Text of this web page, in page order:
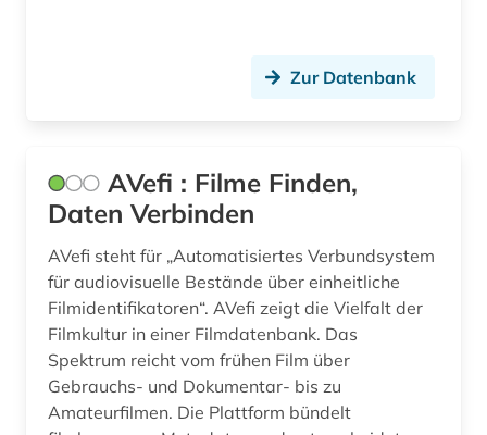
linguistin (1)
linksammlung (1)
literarische aufklärung / deutsch (1)
literatur (5)
literaturdatenbank (1)
Zur Datenbank
AVefi : Filme Finden,
Daten Verbinden
AVefi steht für „Automatisiertes Verbundsystem
für audiovisuelle Bestände über einheitliche
Filmidentifikatoren“. AVefi zeigt die Vielfalt der
Filmkultur in einer Filmdatenbank. Das
Spektrum reicht vom frühen Film über
Gebrauchs- und Dokumentar- bis zu
Amateurfilmen. Die Plattform bündelt